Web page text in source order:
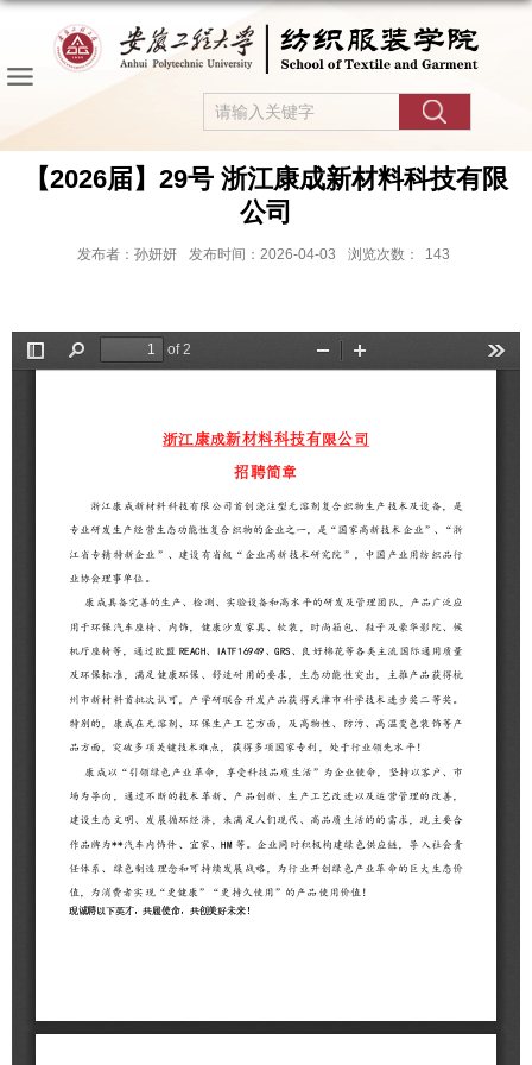
【2026届】29号 浙江康成新材料科技有限
公司
发布者：孙妍妍 发布时间：2026-04-03 浏览次数： 143